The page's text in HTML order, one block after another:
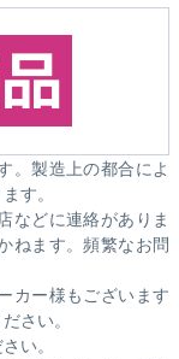
。製造上の都合によ
す。
などに連絡がありま
ねます。頻繁なお問
カー様もございます
さい。
い。